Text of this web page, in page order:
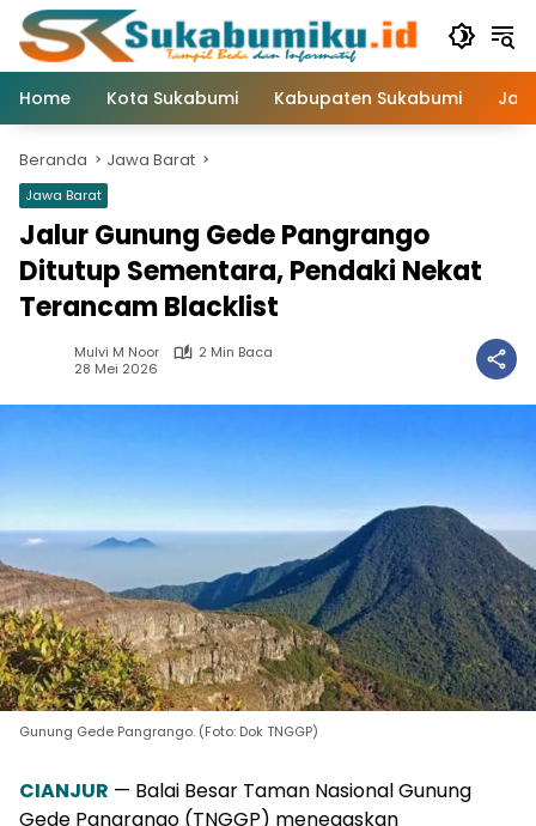
Langsung
konten
Home
Kota Sukabumi Kabupaten Sukabumi
Beranda Jawa Barat
Jawa Barat
Jalur Gunung Gede Pangrango
Ditutup Sementara, Pendaki Nekat
Terancam Blacklist
Mulvi M Noor
2 Min Baca
28 Mei 2026
Gunung Gede Pangrango. (Foto: Dok TNGGP)
CIANJUR — Balai Besar Taman Nasional Gunung
Gede Pangrango (TNGGP) menegaskan